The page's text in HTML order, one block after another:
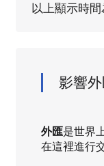
以上顯示時
影響
外匯是世界
在這裡進行